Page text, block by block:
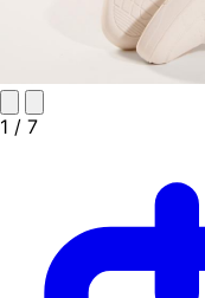
1 / 7